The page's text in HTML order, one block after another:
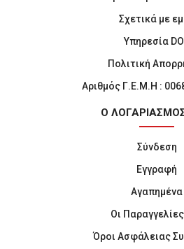
Σχετικά με
Υπηρεσία
Πολιτική
Αριθμός Γ.Ε.Μ.Η :
Ο
Σύνδεση
Εγγραφή
Αγαπημένα
Οι
Όροι Ασφάλειας